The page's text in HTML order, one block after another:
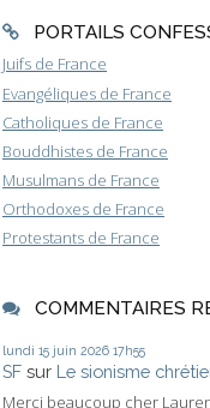
PORTAILS
Juifs de France
Evangéliques de France
Catholiques de France
Bouddhistes de France
Musulmans de France
Orthodoxes de France
Protestants de France
COMMENTAIRES
lundi 15 juin 2026 17h55
SF sur Le sionisme
Merci beaucoup cher